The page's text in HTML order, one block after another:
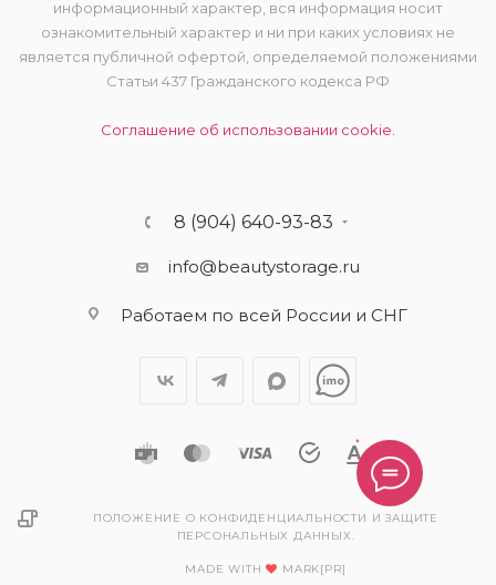
информационный характер, вся информация носит
ознакомительный характер и ни при каких условиях не
является публичной офертой, определяемой положениями
Статьи 437 Гражданского кодекса РФ
Соглашение об использовании cookie.
8 (904) 640-93-83
info@beautystorage.ru
Работаем по всей России и СНГ
ПОЛОЖЕНИЕ О КОНФИДЕНЦИАЛЬНОСТИ И ЗАЩИТЕ
ПЕРСОНАЛЬНЫХ ДАННЫХ.
MADE WITH MARK[PR]